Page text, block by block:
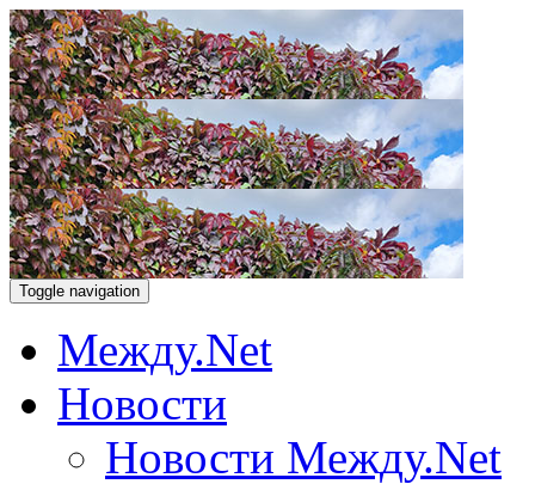
Toggle navigation
Между.Net
Новости
Новости Между.Net